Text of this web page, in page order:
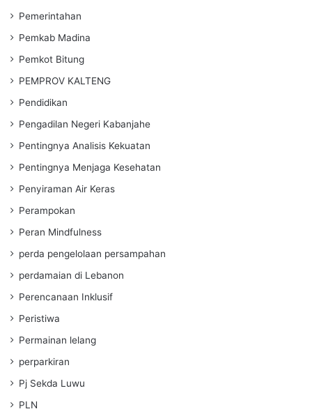
Pemerintahan
Pemkab Madina
Pemkot Bitung
PEMPROV KALTENG
Pendidikan
Pengadilan Negeri Kabanjahe
Pentingnya Analisis Kekuatan
Pentingnya Menjaga Kesehatan
Penyiraman Air Keras
Perampokan
Peran Mindfulness
perda pengelolaan persampahan
perdamaian di Lebanon
Perencanaan Inklusif
Peristiwa
Permainan lelang
perparkiran
Pj Sekda Luwu
PLN